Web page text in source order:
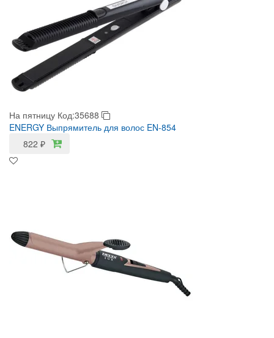
На пятницу Код:35688
ENERGY Выпрямитель для волос EN-854
822 ₽